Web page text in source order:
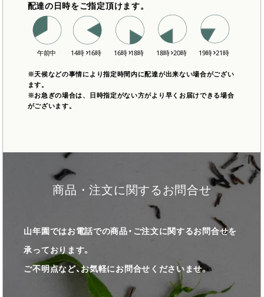
配達の日時をご指定頂けます。
※天候などの事情により指定時間内に配達が出来ない場合がござい
ます。
※お急ぎの場合は、日時指定がない方がより早くお届けできる場合
がございます。
商品・注文に関するお問合せ
山年園ではお電話での商品・ご注文に関するお問合せを
承っております。
ご不明点など、お気軽にお問合せくださいませ。